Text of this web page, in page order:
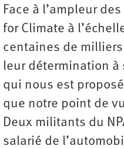
Face à l’ampleur
for Climate à
centaines de
leur détermination à
qui nous est
que notre point de
Deux militants du
salarié de